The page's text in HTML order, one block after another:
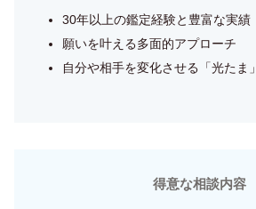
30年以上の鑑定経験と豊富な実績
願いを叶える多面的アプローチ
自分や相手を変化させる「光たま」
得意な相談内容